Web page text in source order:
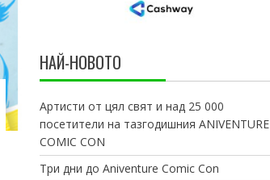
НАЙ-НОВОТО
Артисти от цял свят и над 25 000
посетители на тазгодишния ANIVENTURE
COMIC CON
Три дни до Aniventure Comic Con